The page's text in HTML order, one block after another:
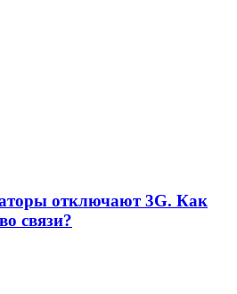
отключают 3G. Как
связи?